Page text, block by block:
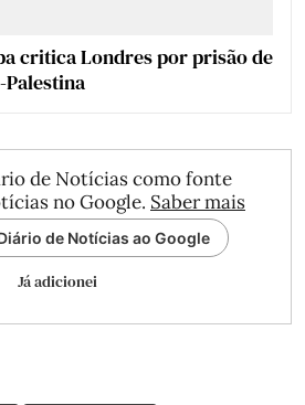
critica Londres por prisão de
de Notícias como fonte
no Google. Saber mais
de Notícias ao Google
Já adicionei